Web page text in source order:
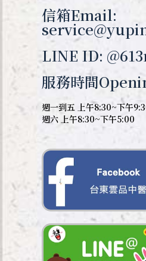
信箱Email:
LINE ID:
服務時間
週一到五 上午8:30~下午
週六 上午8:30~下午5:00